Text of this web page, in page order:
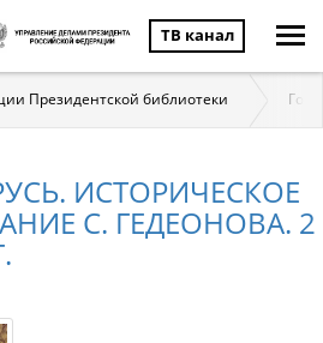
ТВ канал
Президентской библиотеки
ИСТОРИЧЕСКОЕ
С. ГЕДЕОНОВА. 2